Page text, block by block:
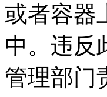
或者容器
中。违反
管理部门